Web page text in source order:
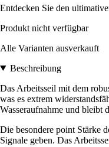
Entdecken Sie den
Produkt nicht verfügbar
Alle Varianten ausverkauft
Beschreibung
Das Arbeitsseil mit dem
was es extrem
Wasseraufnahme und bleibt
Die besondere point Stärke
Signale geben. Das